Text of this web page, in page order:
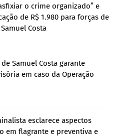
o crime organizado” e
de R$ 1.980 para forças de
Costa
Samuel Costa garante
em caso da Operação
esclarece aspectos
em flagrante e preventiva e